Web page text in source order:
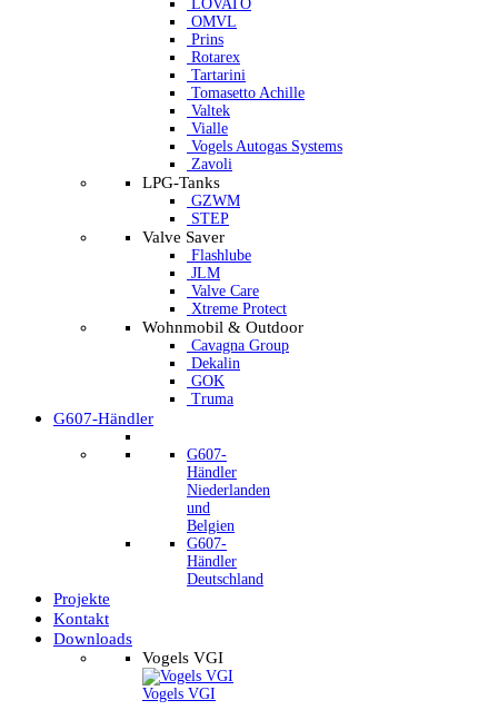
LOVATO
OMVL
Prins
Rotarex
Tartarini
Tomasetto Achille
Valtek
Vialle
Vogels Autogas Systems
Zavoli
LPG-Tanks
GZWM
STEP
Valve Saver
Flashlube
JLM
Valve Care
Xtreme Protect
Wohnmobil & Outdoor
Cavagna Group
Dekalin
GOK
Truma
G607-Händler
G607-
Händler
Niederlanden
und
Belgien
G607-
Händler
Deutschland
Projekte
Kontakt
Downloads
Vogels VGI
Vogels VGI